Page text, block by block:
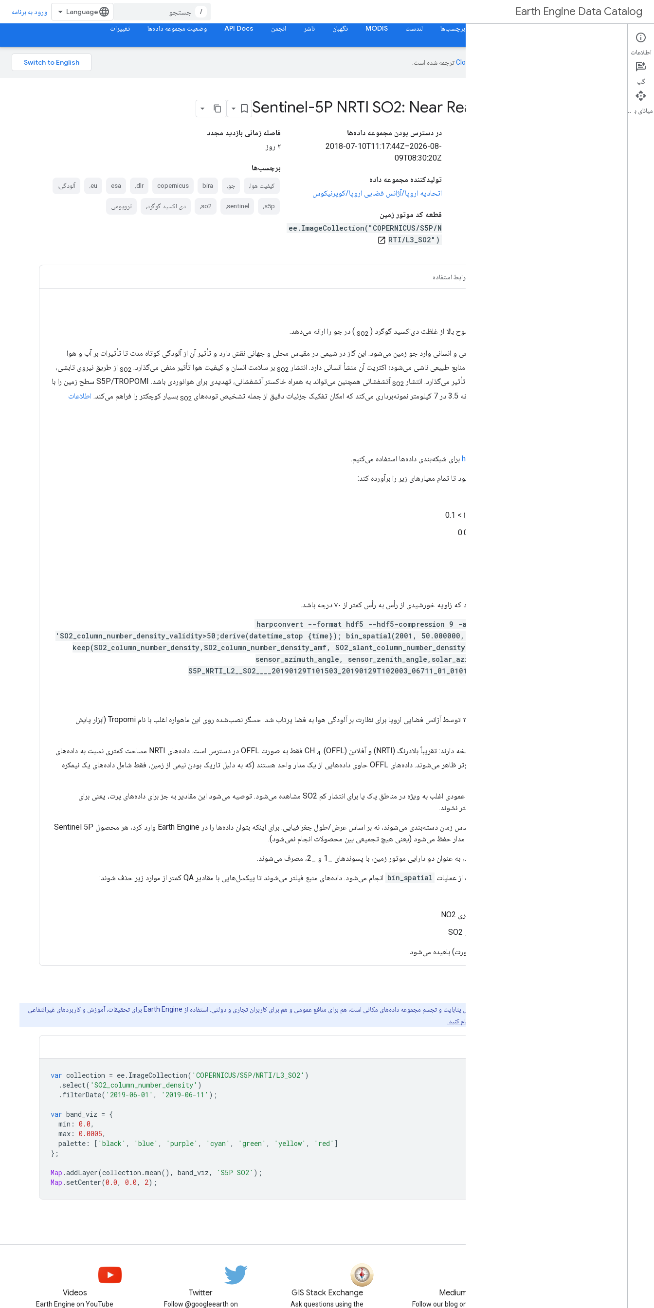
Earth Engine Data Catalog
/ ورود به برنامه
همه برچسب‌ها لندست MODIS نگهبان ناشر انجمن API Docs وضعیت مجموعه داده‌ها تغییرات
ترجمه شده است.
Sentinel-5P NRTI SO2: Near Real-Time Sulfur Dioxide
در دسترس بودن مجموعه داده‌ها
‎2018-07-10T11:17:44Z–2026-08-
09T08:30:20Z‎
تولیدکننده مجموعه داده
اتحادیه اروپا/آژانس فضایی اروپا/کوپرنیکوس
قطعه کد موتور زمین
ee.ImageCollection("COPERNICUS/S5P/N
RTI/L3_SO2")
open_in_new
فاصله زمانی بازدید مجدد
۲ روز
برچسب‌ها
کیفیت هوا، جو، bira
copernicus dlr، esa eu، آلودگی،
s5p، sentinel، so2، دی اکسید گوگرد، تروپومی
شرایط استفاده
این مجموعه داده‌ها، تصاویر تقریباً بلادرنگ با وضوح بالا از غلظت دی‌اکسید گوگرد ( SO2 ) در جو را ارائه می‌دهد.
) از طریق فرآیندهای طبیعی و انسانی وارد جو زمین می‌شود. این گاز در شیمی در مقیاس محلی و جهانی نقش دارد و تأثیر آن از آلودگی کوتاه مدت تا تأثیرات بر آب و هوا
منتشر شده از منابع طبیعی ناشی می‌شود؛ اکثریت آن منشأ انسانی دارد. انتشار SO2 بر سلامت انسان و کیفیت هوا تأثیر منفی می‌گذارد. SO2 از طریق نیروی تابشی،
از طریق تشکیل آئروسل‌های سولفات، بر آب و هوا تأثیر می‌گذارد. انتشار SO2
آتشفشانی همچنین می‌تواند به همراه خاکستر آتشفشانی، تهدیدی برای هوانوردی باشد. S5P/TROPOMI سطح زمین را با
زمان بازدید مجدد یک روز با وضوح مکانی بی‌سابقه 3.5 در 7 کیلومتر نمونه‌برداری می‌کند که امکان تفکیک جزئیات دقیق از جمله تشخیص توده‌های
SO2 بسیار کوچکتر را فراهم می‌کند. اطلاعات
برای شبکه‌بندی داده‌ها استفاده می‌کنیم.
کل دی اکسید گوگرد، عامل آلودگی جرم هوا > 0.1
harpconvert --format hdf5 --hdf5-compression 9 -a
'SO2_column_number_density_validity>50;derive(datetime_stop {time}); bin_spatial(2001, 50.000000, 0.01, 2001, -120.000000, 0.01);
keep(SO2_column_number_density,SO2_column_number_density_amf, SO2_slant_column_number_density,cloud_fraction, sensor_altitude,
sensor_azimuth_angle, sensor_zenith_angle,solar_azimuth_angle, solar_zenith_angle)'
S5P_NRTI_L2__SO2____20190129T101503_20190129T102003_06711_01_010105_20190129T111328.nc output.h5
ماهواره Sentinel-5 Precursor در ۱۳ اکتبر ۲۰۱۷ توسط آژانس فضایی اروپا برای نظارت بر آلودگی هوا به فضا پرتاب شد. حسگر نصب‌شده روی این ماهواره اغلب با نام Tropomi (ابزار پایش
، دو نسخه دارند: تقریباً بلادرنگ (NRTI) و آفلاین (OFFL). CH 4
فقط به صورت OFFL در دسترس است. داده‌های NRTI مساحت کمتری نسبت به داده‌های
OFFL پوشش می‌دهند، اما پس از جمع‌آوری سریع‌تر ظاهر می‌شوند. داده‌های OFFL حاوی داده‌هایی از یک مدار واحد هستند (که به دلیل تاریک بودن نیمی از زمین، فقط شامل داده‌های یک نیمکره
به دلیل وجود نویز در داده‌ها، مقادیر منفی ستون عمودی اغلب به ویژه در مناطق پاک یا برای انتشار کم SO2 مشاهده می‌شود. توصیه می‌شود این مقادیر به جز برای داده‌های پرت، یعنی برای
داده‌های اصلی Sentinel 5P Level 2 (L2) بر اساس زمان دسته‌بندی می‌شوند، نه بر اساس عرض/طول جغرافیایی. برای اینکه بتوان داده‌ها را در Earth Engine وارد کرد، هر محصول Sentinel 5P
محصولات منبع که آنتی‌مریدین را پوشش می‌دهند، به عنوان دو دارایی موتور زمین، با پسوندهای _1 و _2، مصرف می‌شوند.
با استفاده از عملیات bin_spatial انجام می‌شود. داده‌های منبع فیلتر می‌شوند تا پیکسل‌هایی با مقادیر QA کمتر از موارد زیر حذف شوند:
Earth Engine بستری برای تجزیه و تحلیل علمی در مقیاس پتابایت و تجسم مجموعه داده‌های مکانی است، هم برای منافع عمومی و هم برای کاربران تجاری و دولتی. استفاده از Earth Engine برای تحقیقات، آموزش و کاربردهای غیرانتفاعی
var collection = ee. ImageCollection( 'COPERNICUS/S5P/NRTI/L3_SO2' )
. select( 'SO2_column_number_density' )
. filterDate( '2019-06-01' , '2019-06-11' );
var band_viz = {
min : 0.0,
max : 0.0005,
palette : [ 'black' , 'blue' , 'purple' , 'cyan' , 'green' , 'yellow' , 'red' ]
};
Map .addLayer(collection .mean(), band_viz, 'S5P SO2' );
Map . setCenter(0.0, 0.0, 2);
Medium
Follow our blog on Medium
GIS Stack Exchange
Ask questions using the
Twitter
Follow @googleearth on
Videos
Earth Engine on YouTube
اطلاعات
گپ
میانای برنامه‌سازی کاربردی